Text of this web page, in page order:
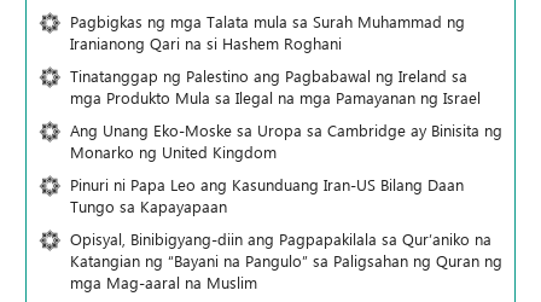
Pagbigkas ng mga Talata mula sa Surah Muhammad ng
Iranianong Qari na si Hashem Roghani
Tinatanggap ng Palestino ang Pagbabawal ng Ireland sa
mga Produkto Mula sa Ilegal na mga Pamayanan ng Israel
Ang Unang Eko-Moske sa Uropa sa Cambridge ay Binisita ng
Monarko ng United Kingdom
Pinuri ni Papa Leo ang Kasunduang Iran-US Bilang Daan
Tungo sa Kapayapaan
Opisyal, Binibigyang-diin ang Pagpapakilala sa Qur’aniko na
Katangian ng “Bayani na Pangulo” sa Paligsahan ng Quran ng
mga Mag-aaral na Muslim